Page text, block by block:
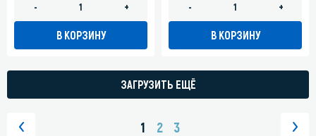
- +
В КОРЗИНУ
- +
В КОРЗИНУ
ЗАГРУЗИТЬ ЕЩЁ
1 2 3